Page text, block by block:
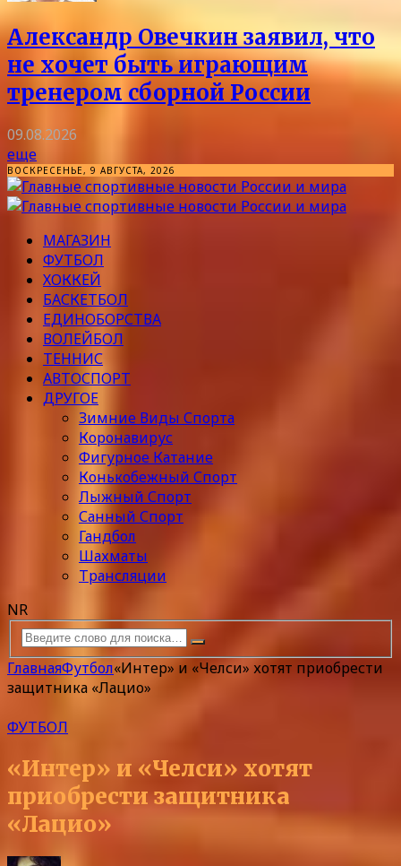
Александр Овечкин заявил, что
не хочет быть играющим
тренером сборной России
09.08.2026
еще
ВОСКРЕСЕНЬЕ, 9 АВГУСТА, 2026
МАГАЗИН
ФУТБОЛ
ХОККЕЙ
БАСКЕТБОЛ
ЕДИНОБОРСТВА
ВОЛЕЙБОЛ
ТЕННИС
АВТОСПОРТ
ДРУГОЕ
Зимние Виды Спорта
Коронавирус
Фигурное Катание
Конькобежный Спорт
Лыжный Спорт
Санный Спорт
Гандбол
Шахматы
Трансляции
NR
ГлавнаяФутбол«Интер» и «Челси» хотят приобрести
защитника «Лацио»
ФУТБОЛ
«Интер» и «Челси» хотят
приобрести защитника
«Лацио»